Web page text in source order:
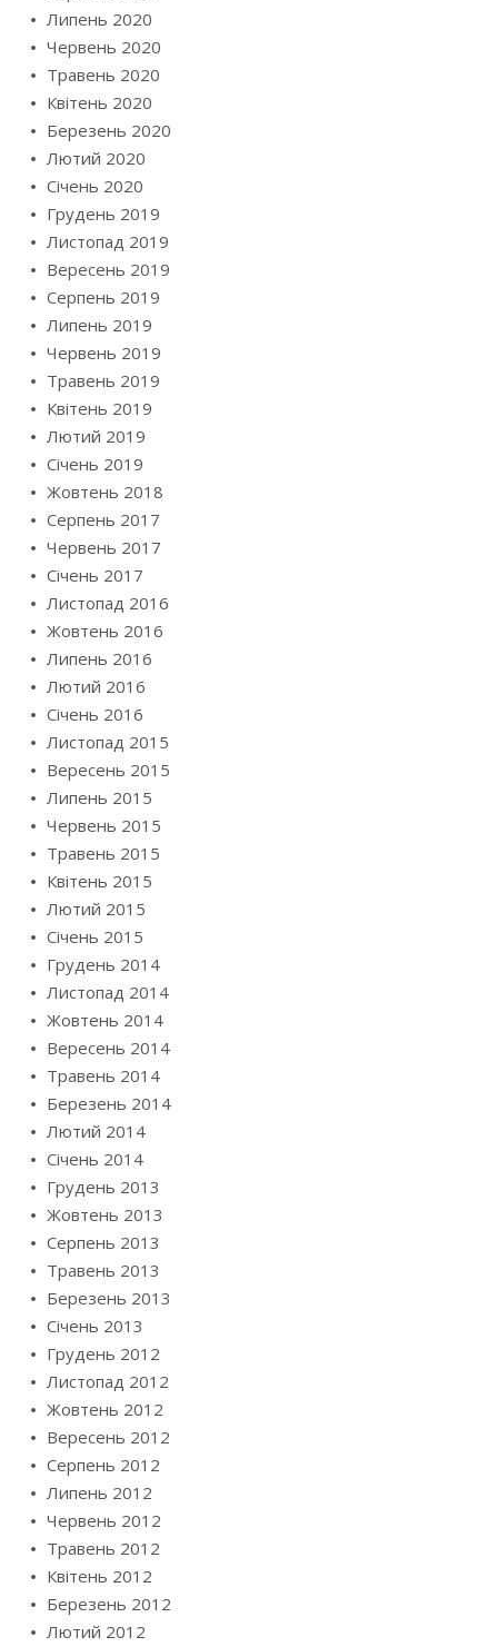
Липень 2020
Червень 2020
Травень 2020
Квітень 2020
Березень 2020
Лютий 2020
Січень 2020
Грудень 2019
Листопад 2019
Вересень 2019
Серпень 2019
Липень 2019
Червень 2019
Травень 2019
Квітень 2019
Лютий 2019
Січень 2019
Жовтень 2018
Серпень 2017
Червень 2017
Січень 2017
Листопад 2016
Жовтень 2016
Липень 2016
Лютий 2016
Січень 2016
Листопад 2015
Вересень 2015
Липень 2015
Червень 2015
Травень 2015
Квітень 2015
Лютий 2015
Січень 2015
Грудень 2014
Листопад 2014
Жовтень 2014
Вересень 2014
Травень 2014
Березень 2014
Лютий 2014
Січень 2014
Грудень 2013
Жовтень 2013
Серпень 2013
Травень 2013
Березень 2013
Січень 2013
Грудень 2012
Листопад 2012
Жовтень 2012
Вересень 2012
Серпень 2012
Липень 2012
Червень 2012
Травень 2012
Квітень 2012
Березень 2012
Лютий 2012